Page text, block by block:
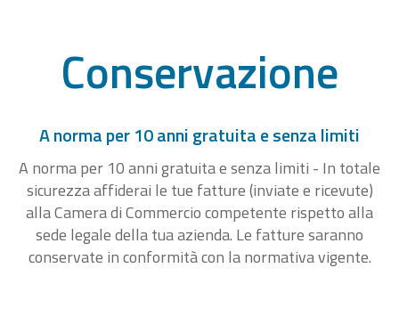
Conservazione
A norma per 10 anni gratuita e senza limiti
A norma per 10 anni gratuita e senza limiti - In totale
sicurezza affiderai le tue fatture (inviate e ricevute)
alla Camera di Commercio competente rispetto alla
sede legale della tua azienda. Le fatture saranno
conservate in conformità con la normativa vigente.